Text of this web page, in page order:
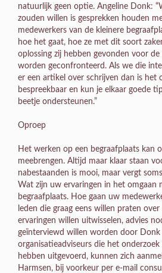
natuurlijk geen optie. Angeline Donk:
zouden willen is gesprekken houden
medewerkers van de kleinere
hoe het gaat, hoe ze met dit soort
oplossing zij hebben gevonden voor
worden geconfronteerd. Als we die
er een artikel over schrijven dan is het
bespreekbaar en kun je elkaar goede
beetje ondersteunen.”
Oproep
Het werken op een begraafplaats kan
meebrengen. Altijd maar klaar staan
nabestaanden is mooi, maar vergt
Wat zijn uw ervaringen in het omgaan
begraafplaats. Hoe gaan uw
leden die graag eens willen praten
ervaringen willen uitwisselen, advies
geïnterviewd willen worden door Donk
organisatieadviseurs die het
hebben uitgevoerd, kunnen zich
Harmsen, bij voorkeur per e-mail